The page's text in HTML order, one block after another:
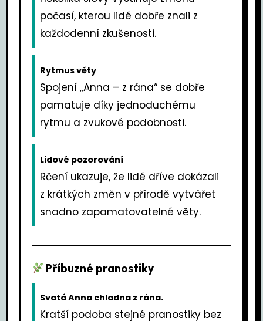
počasí, kterou lidé dobře znali z
každodenní zkušenosti.
Rytmus věty
Spojení „Anna – z rána“ se dobře
pamatuje díky jednoduchému
rytmu a zvukové podobnosti.
Lidové pozorování
Rčení ukazuje, že lidé dříve dokázali
z krátkých změn v přírodě vytvářet
snadno zapamatovatelné věty.
Příbuzné pranostiky
Svatá Anna chladna z rána.
Kratší podoba stejné pranostiky bez